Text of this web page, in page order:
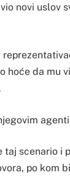
novi uslov
hoće da mu
taj scenario i
po kom